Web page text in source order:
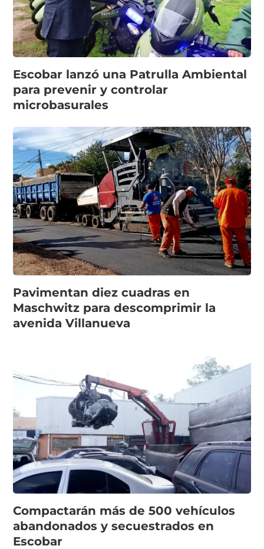
Escobar lanzó una Patrulla Ambiental
para prevenir y controlar
microbasurales
Pavimentan diez cuadras en
Maschwitz para descomprimir la
avenida Villanueva
Compactarán más de 500 vehículos
abandonados y secuestrados en
Escobar